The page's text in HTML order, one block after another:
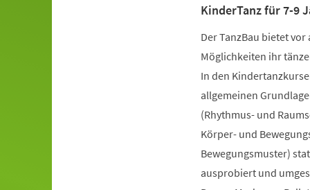
KinderTanz für 7-9
Der TanzBau bietet
Möglichkeiten ihr
In den
allgemeinen
(Rhythmus- und
Körper- und
Bewegungsmuster)
ausprobiert und